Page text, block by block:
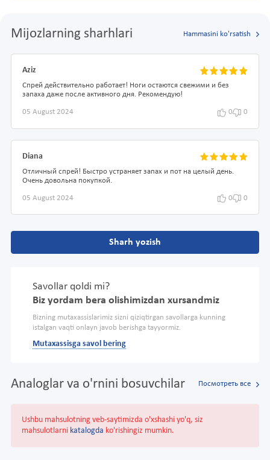
Mijozlarning sharhlari Hammasini ko'rsatish
Aziz
Спрей действительно работает! Ноги остаются свежими и без
запаха даже после активного дня. Рекомендую!
05 August 2024 0 0
Diana
Отличный спрей! Быстро устраняет запах и пот на целый день.
Очень довольна покупкой.
05 August 2024 0 0
Sharh yozish
Savollar qoldi mi?
Biz yordam bera olishimizdan xursandmiz
Bizning mutaxassislarimiz sizni qiziqtirgan savollarga kunning
istalgan vaqti onlayn javob berishga tayyormiz.
Mutaxassisga savol bering
Analoglar va o'rnini bosuvchilar Посмотреть все
Ushbu mahsulotning veb-saytimizda o'xshashi yo'q, siz
mahsulotlarni katalogda ko'rishingiz mumkin.